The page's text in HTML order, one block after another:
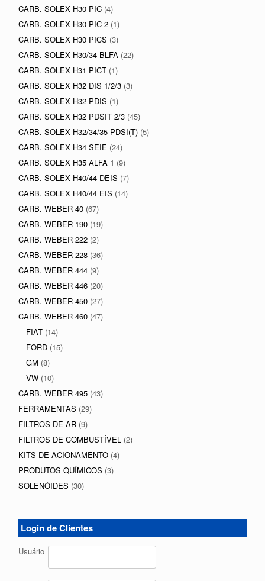
CARB. SOLEX H30 PIC (4)
CARB. SOLEX H30 PIC-2 (1)
CARB. SOLEX H30 PICS (3)
CARB. SOLEX H30/34 BLFA (22)
CARB. SOLEX H31 PICT (1)
CARB. SOLEX H32 DIS 1/2/3 (3)
CARB. SOLEX H32 PDIS (1)
CARB. SOLEX H32 PDSIT 2/3 (45)
CARB. SOLEX H32/34/35 PDSI(T) (5)
CARB. SOLEX H34 SEIE (24)
CARB. SOLEX H35 ALFA 1 (9)
CARB. SOLEX H40/44 DEIS (7)
CARB. SOLEX H40/44 EIS (14)
CARB. WEBER 40 (67)
CARB. WEBER 190 (19)
CARB. WEBER 222 (2)
CARB. WEBER 228 (36)
CARB. WEBER 444 (9)
CARB. WEBER 446 (20)
CARB. WEBER 450 (27)
CARB. WEBER 460 (47)
FIAT (14)
FORD (15)
GM (8)
VW (10)
CARB. WEBER 495 (43)
FERRAMENTAS (29)
FILTROS DE AR (9)
FILTROS DE COMBUSTÍVEL (2)
KITS DE ACIONAMENTO (4)
PRODUTOS QUÍMICOS (3)
SOLENÓIDES (30)
Login de Clientes
Usuário